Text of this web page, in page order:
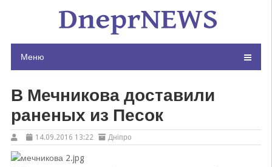
Меню
В Мечникова доставили
раненых из Песок
14.09.2016 13:22 Дніпро